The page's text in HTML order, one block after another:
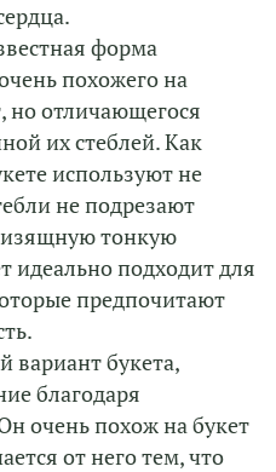
форма
похожего на
но отличающегося
их стеблей. Как
используют не
не подрезают
тонкую
идеально подходит для
предпочитают
вариант букета,
благодаря
очень похож на букет
от него тем, что